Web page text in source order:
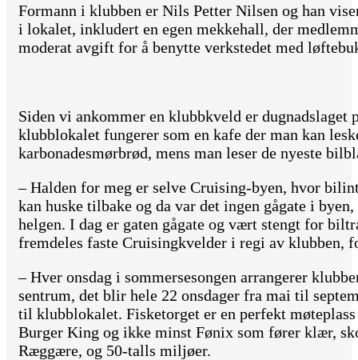
Formann i klubben er Nils Petter Nilsen og han
i lokalet, inkludert en egen mekkehall, der
moderat avgift for å benytte verkstedet med
Siden vi ankommer en klubbkveld er
klubblokalet fungerer som en kafe der man kan
karbonadesmørbrød, mens man leser de nyeste
– Halden for meg er selve Cruising-byen, hvor
kan huske tilbake og da var det ingen gågate i
helgen. I dag er gaten gågate og vært stengt for
fremdeles faste Cruisingkvelder i regi av klubben,
– Hver onsdag i sommersesongen arrangerer
sentrum, det blir hele 22 onsdager fra mai til
til klubblokalet. Fisketorget er en perfekt
Burger King og ikke minst Fønix som fører klær,
Ræggære, og 50-talls miljøer.